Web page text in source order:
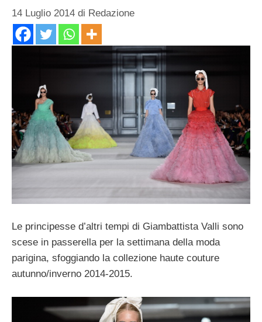
14 Luglio 2014 di Redazione
Le principesse d’altri tempi di Giambattista Valli sono
scese in passerella per la settimana della moda
parigina, sfoggiando la collezione haute couture
autunno/inverno 2014-2015.